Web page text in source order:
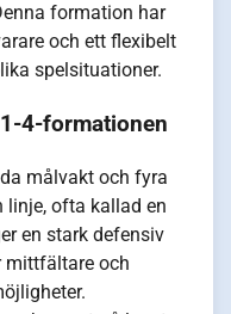
formation har
och ett flexibelt
spelsituationer.
4-formationen
målvakt och fyra
linje, ofta kallad en
en stark defensiv
mittfältare och